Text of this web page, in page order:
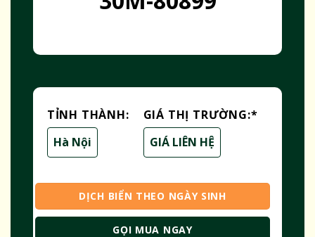
TỈNH THÀNH:
Hà Nội
GIÁ THỊ TRƯỜNG:*
GIÁ LIÊN HỆ
DỊCH BIỂN THEO NGÀY SINH
GỌI MUA NGAY